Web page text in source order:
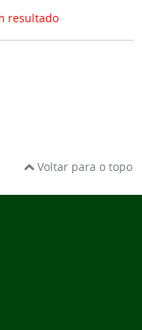
resultado
Voltar para o topo